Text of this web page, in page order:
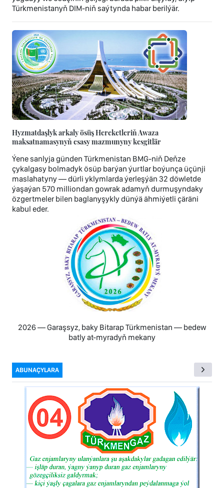
Türkmenistanyň DIM-niň saýtynda habar berilýär.
Hyzmatdaşlyk arkaly ösüş Hereketleriň Awaza
maksatnamasynyň esasy mazmunyny kesgitlär
Ýene sanlyja günden Türkmenistan BMG-niň Deňze
çykalgasy bolmadyk ösüp barýan ýurtlar boýunça üçünji
maslahatyny — dürli yklymlarda ýerleşýän 32 döwletde
ýaşaýan 570 milliondan gowrak adamyň durmuşyndaky
özgertmeler bilen baglanyşykly dünýä ähmiýetli çäräni
kabul eder.
2026 — Garaşsyz, baky Bitarap Türkmenistan — bedew
batly at-myradyň mekany
ABUNAÇYLARA